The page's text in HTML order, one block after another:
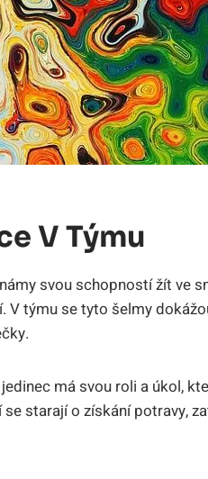
V Týmu
svou schopností žít ve
V týmu se tyto šelmy
má svou roli a úkol,
starají o získání potravy,